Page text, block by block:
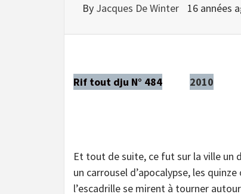
By Jacques De Winter 16 années
Rif tout dju N° 484 2010
Et tout de suite, ce fut sur la ville un
un carrousel d’apocalypse, les
l’escadrille se mirent à tourner